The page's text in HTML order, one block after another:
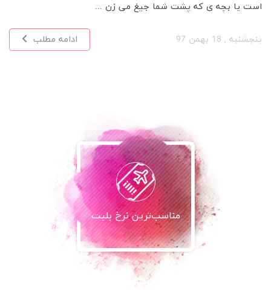
است یا بچه ی که پشت شما جیغ می زن ...
پنجشنبه , 18 بهمن 97 ادامه مطلب
مناسب‌ترین نرخ بلیت